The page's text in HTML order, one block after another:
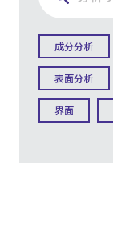
成分分析
表面分析
界面